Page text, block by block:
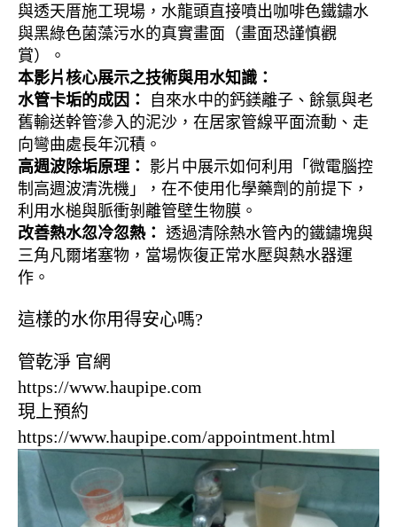
與透天厝施工現場，水龍頭直接噴出咖啡色鐵鏽水
與黑綠色菌藻污水的真實畫面（畫面恐謹慎觀
賞）。
本影片核心展示之技術與用水知識：
水管卡垢的成因：
自來水中的鈣鎂離子、餘氯與老
舊輸送幹管滲入的泥沙，在居家管線平面流動、走
向彎曲處長年沉積。
高週波除垢原理：
影片中展示如何利用「微電腦控
制高週波清洗機」，在不使用化學藥劑的前提下，
利用水槌與脈衝剝離管壁生物膜。
改善熱水忽冷忽熱： 透過清除熱水管內的鐵鏽塊與
三角凡爾堵塞物，當場恢復正常水壓與熱水器運
作。
這樣的水你用得安心嗎?
管乾淨 官網
https://www.haupipe.com
現上預約
https://www.haupipe.com/appointment.html